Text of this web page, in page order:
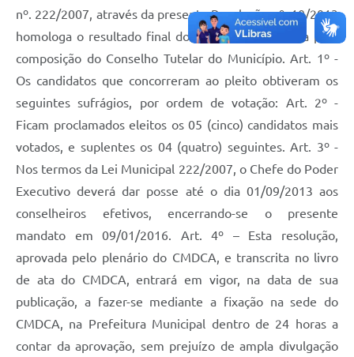
nº. 222/2007, através da presente Resolução nº. 10/2013
homologa o resultado final do processo de escolha para
composição do Conselho Tutelar do Município. Art. 1º -
Os candidatos que concorreram ao pleito obtiveram os
seguintes sufrágios, por ordem de votação: Art. 2º -
Ficam proclamados eleitos os 05 (cinco) candidatos mais
votados, e suplentes os 04 (quatro) seguintes. Art. 3º -
Nos termos da Lei Municipal 222/2007, o Chefe do Poder
Executivo deverá dar posse até o dia 01/09/2013 aos
conselheiros efetivos, encerrando-se o presente
mandato em 09/01/2016. Art. 4º – Esta resolução,
aprovada pelo plenário do CMDCA, e transcrita no livro
de ata do CMDCA, entrará em vigor, na data de sua
publicação, a fazer-se mediante a fixação na sede do
CMDCA, na Prefeitura Municipal dentro de 24 horas a
contar da aprovação, sem prejuízo de ampla divulgação